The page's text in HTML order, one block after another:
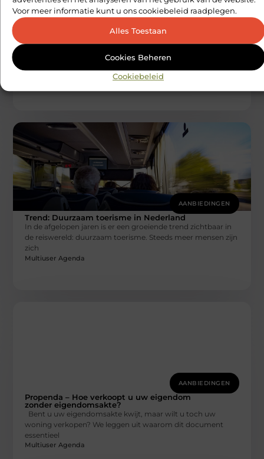
Voor meer informatie kunt u ons cookiebeleid raadplegen.
Alles Toestaan
Cookies Beheren
Cookiebeleid
breed publiek?
Wijn is een van de oudste en meest geliefde dranken ter
AANBIEDINGEN
Trend: Duurzaam toerisme in Nederland
In de afgelopen jaren is er een groeiende trend zichtbaar in
de reiswereld: duurzaam toerisme. Steeds meer mensen zijn
zich
Multiuser Agenda
AANBIEDINGEN
Propenda – Hoe verkoopt u uw eigendom
zonder eigendomsakte?
Bent u uw eigendomsakte kwijt, maar wilt u toch uw
woning verkopen? We leggen uit waarom dit document
essentieel
Multiuser Agenda